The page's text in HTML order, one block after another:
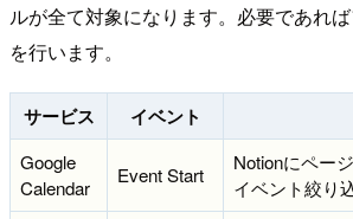
ルが全て対象になります。必要であれ
を行います。
サービス イベント
Google
Calendar
Event Start
Notionにペー
イベント絞り